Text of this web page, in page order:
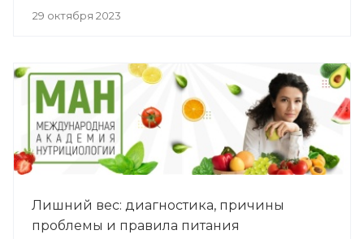
29 октября 2023
Лишний вес: диагностика, причины
проблемы и правила питания